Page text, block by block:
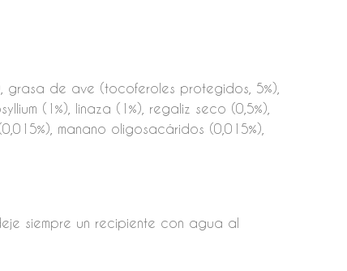
grasa de ave (tocoferoles protegidos, 5%),
(1%), linaza (1%), regaliz seco (0,5%),
manano oligosacáridos (0,015%),
siempre un recipiente con agua al